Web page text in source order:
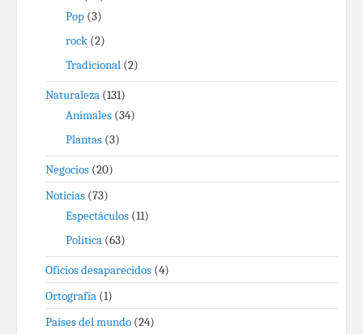
Pop (3)
rock (2)
Tradicional (2)
Naturaleza (131)
Animales (34)
Plantas (3)
Negocios (20)
Noticias (73)
Espectáculos (11)
Política (63)
Oficios desaparecidos (4)
Ortografía (1)
Países del mundo (24)